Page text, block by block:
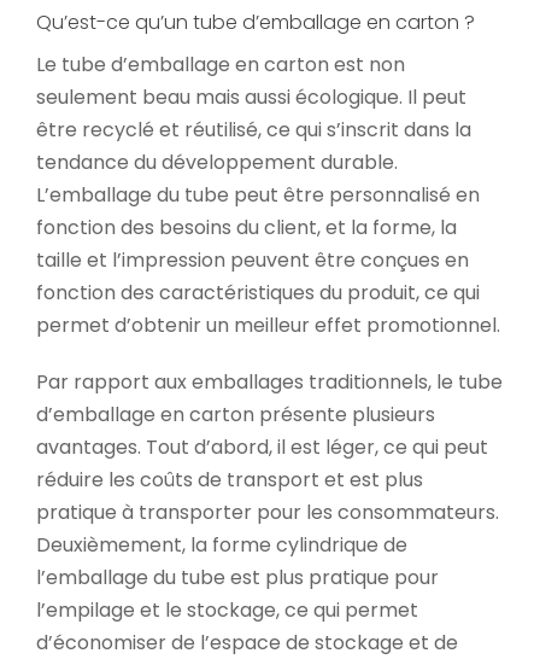
Qu’est-ce qu’un tube d’emballage en carton ?
Le tube d’emballage en carton est non
seulement beau mais aussi écologique. Il peut
être recyclé et réutilisé, ce qui s’inscrit dans la
tendance du développement durable.
L’emballage du tube peut être personnalisé en
fonction des besoins du client, et la forme, la
taille et l’impression peuvent être conçues en
fonction des caractéristiques du produit, ce qui
permet d’obtenir un meilleur effet promotionnel.
Par rapport aux emballages traditionnels, le tube
d’emballage en carton présente plusieurs
avantages. Tout d’abord, il est léger, ce qui peut
réduire les coûts de transport et est plus
pratique à transporter pour les consommateurs.
Deuxièmement, la forme cylindrique de
l’emballage du tube est plus pratique pour
l’empilage et le stockage, ce qui permet
d’économiser de l’espace de stockage et de